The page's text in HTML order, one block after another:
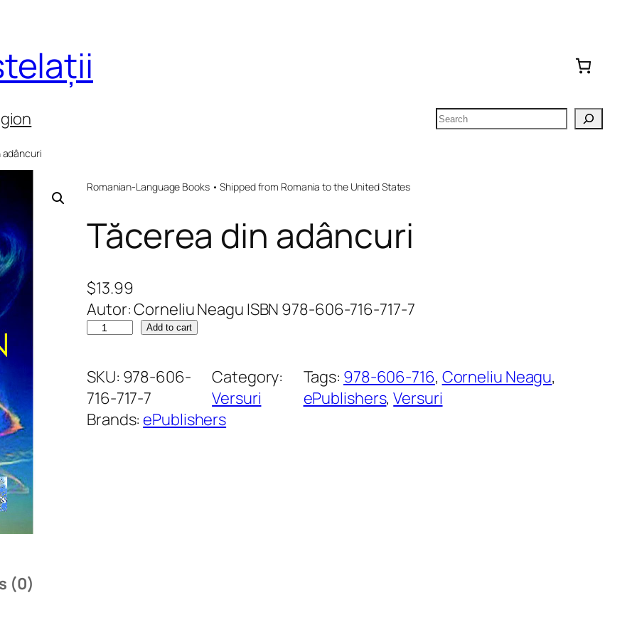
Search
adâncuri
Romanian-Language Books • Shipped from Romania to the United States
Tăcerea din adâncuri
$13.99
Autor: Corneliu Neagu ISBN 978-606-716-717-7
T
c
e
r
Add to cart
SKU: 978-606-
716-717-7
Category:
Versuri
Tags: 978-606-716, Corneliu Neagu
ePublishers, Versuri
Brands: ePublishers
(0)